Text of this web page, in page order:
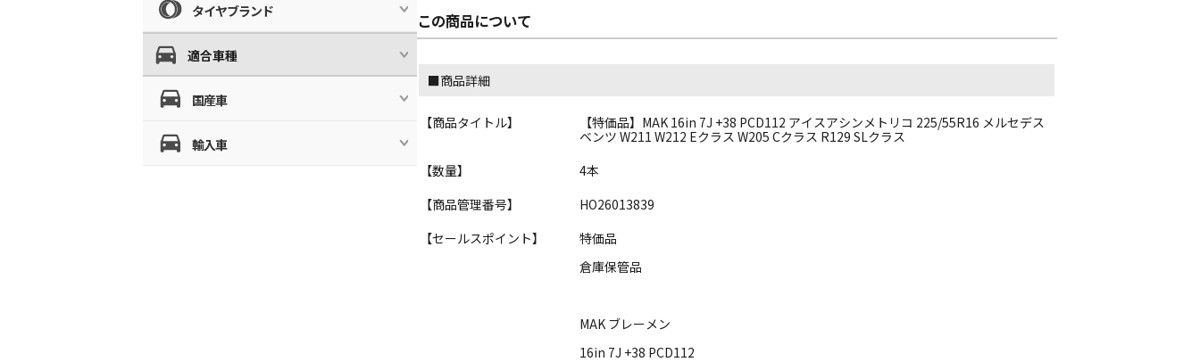
この商品について
■商品詳細
【商品タイトル】
【特価品】MAK 16in 7J +38 PCD112 アイスアシンメトリコ 225/55R16 メルセデス
ベンツ W211 W212 Eクラス W205 Cクラス R129 SLクラス
【数量】
4本
【商品管理番号】
HO26013839
【セールスポイント】
特価品
倉庫保管品
MAK ブレーメン
16in 7J +38 PCD112
タイヤブランド
適合車種
国産車
輸入車